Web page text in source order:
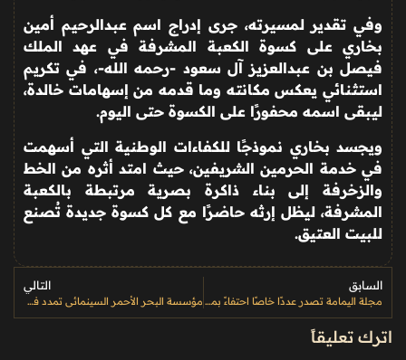
وفي تقدير لمسيرته، جرى إدراج اسم عبدالرحيم أمين
بخاري على كسوة الكعبة المشرفة في عهد الملك
فيصل بن عبدالعزيز آل سعود -رحمه الله-، في تكريم
استثنائي يعكس مكانته وما قدمه من إسهامات خالدة،
ليبقى اسمه محفورًا على الكسوة حتى اليوم.
ويجسد بخاري نموذجًا للكفاءات الوطنية التي أسهمت
في خدمة الحرمين الشريفين، حيث امتد أثره من الخط
والزخرفة إلى بناء ذاكرة بصرية مرتبطة بالكعبة
المشرفة، ليظل إرثه حاضرًا مع كل كسوة جديدة تُصنع
للبيت العتيق.
السابق
مجلة اليمامة تصدر عددًا خاصًا احتفاءً بمرور 75 عامًا على تأسيسها في الرياض
التالي
مؤسسة البحر الأحمر السينمائي تمدد فترة التقديم لتحدي “صناعة الأفلام خلال 48 ساعة”
اترك تعليقاً